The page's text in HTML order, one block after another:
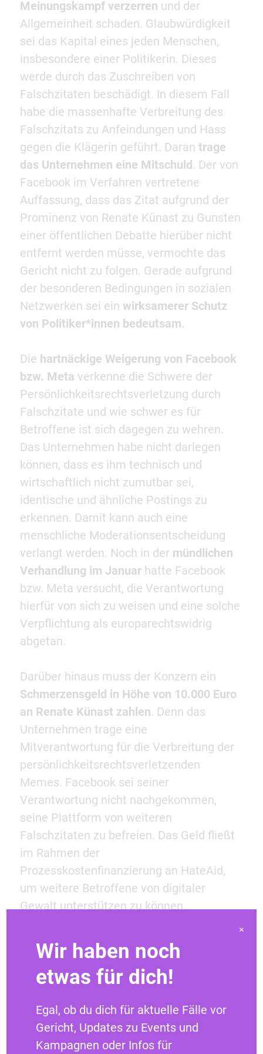
Meinungskampf verzerren und der
Allgemeinheit schaden. Glaubwürdigkeit
sei das Kapital eines jeden Menschen,
insbesondere einer Politikerin. Dieses
werde durch das Zuschreiben von
Falschzitaten beschädigt. In diesem Fall
habe die massenhafte Verbreitung des
Falschzitats zu Anfeindungen und Hass
gegen die Klägerin geführt. Daran trage
das Unternehmen eine Mitschuld. Der von
Facebook im Verfahren vertretene
Auffassung, dass das Zitat aufgrund der
Prominenz von Renate Künast zu Gunsten
einer öffentlichen Debatte hierüber nicht
entfernt werden müsse, vermochte das
Gericht nicht zu folgen. Gerade aufgrund
der besonderen Bedingungen in sozialen
Netzwerken sei ein wirksamerer Schutz
von Politiker*innen bedeutsam.
Die hartnäckige Weigerung von Facebook
bzw. Meta verkenne die Schwere der
Persönlichkeitsrechtsverletzung durch
Falschzitate und wie schwer es für
Betroffene ist sich dagegen zu wehren.
Das Unternehmen habe nicht darlegen
können, dass es ihm technisch und
wirtschaftlich nicht zumutbar sei,
identische und ähnliche Postings zu
erkennen. Damit kann auch eine
menschliche Moderationsentscheidung
verlangt werden. Noch in der mündlichen
Verhandlung im Januarhatte Facebook
bzw. Meta versucht, die Verantwortung
hierfür von sich zu weisen und eine solche
Verpflichtung als europarechtswidrig
abgetan.
Darüber hinaus muss der Konzern ein
Schmerzensgeld in Höhe von 10.000 Euro
an Renate Künast zahlen. Denn das
Unternehmen trage eine
Mitverantwortung für die Verbreitung der
persönlichkeitsrechtsverletzenden
Memes. Facebook sei seiner
Verantwortung nicht nachgekommen,
seine Plattform von weiteren
Falschzitaten zu befreien. Das Geld fließt
im Rahmen der
Prozesskostenfinanzierung an HateAid,
um weitere Betroffene von digitaler
Gewalt unterstützen zu können.
Renate Künast (Bündnis 90/ Die Grünen),
MdB zum heutigen Urteil:
Netz auch vom organisierten
Rechtsextremismus orchestriert
eingesetzt, um Politik und Medien
Wir haben noch
etwas für dich!
Egal, ob du dich für aktuelle Fälle vor
Gericht, Updates zu Events und
Kampagnen oder Infos für
×